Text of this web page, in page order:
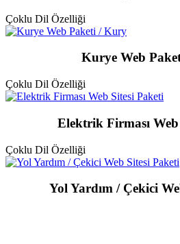
Çoklu Dil Özelliği
Kurye Web
Çoklu Dil Özelliği
Elektrik Firması
Çoklu Dil Özelliği
Yol Yardım / Çekici